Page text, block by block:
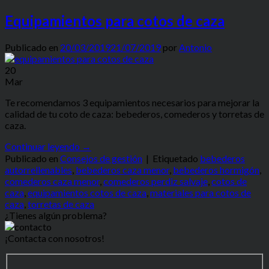
Equipamientos para cotos de caza
Publicado en 20/03/201921/07/2019 por Antonio
20
Mar
Te recomendamos 3 equipamientos necesarios para mejorar la
calidad de tu coto de caza: bebederos, comederos y torretas de
caza.
Continuar leyendo →
Publicado en Consejos de gestión | Etiquetado bebederos
autorrellenables, bebederos caza menor, bebederos hormigón,
comederos caza menor,comederos perdiz salvaje,cotos de
caza,equipamientos cotos de caza,materiales para cotos de
caza,torretas de caza
¿Tienes algún problema?
¡Contacta con nosotros!